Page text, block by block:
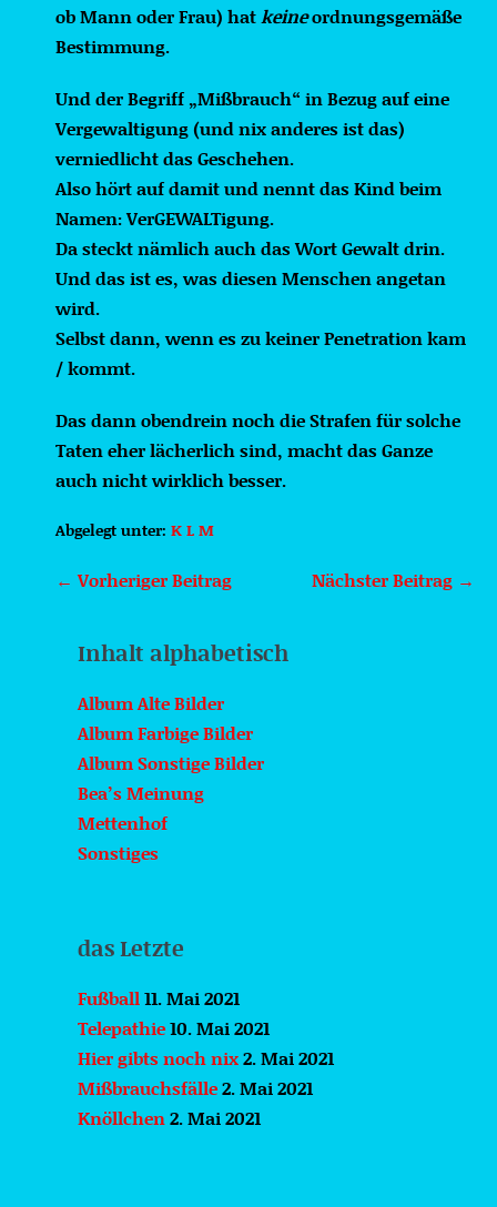
ob Mann oder Frau) hatkeineordnungsgemäße
Bestimmung.
Und der Begriff „Mißbrauch“ in Bezug auf eine
Vergewaltigung (und nix anderes ist das)
verniedlicht das Geschehen.
Also hört auf damit und nennt das Kind beim
Namen: VerGEWALTigung.
Da steckt nämlich auch das Wort Gewalt drin.
Und das ist es, was diesen Menschen angetan
wird.
Selbst dann, wenn es zu keiner Penetration kam
/ kommt.
Das dann obendrein noch die Strafen für solche
Taten eher lächerlich sind, macht das Ganze
auch nicht wirklich besser.
Abgelegt unter: K L M
Beitragsnavigation
← Vorheriger Beitrag Nächster Beitrag →
Inhalt alphabetisch
Album Alte Bilder
Album Farbige Bilder
Album Sonstige Bilder
Bea’s Meinung
Mettenhof
Sonstiges
das Letzte
Fußball11. Mai 2021
Telepathie10. Mai 2021
Hier gibts noch nix2. Mai 2021
Mißbrauchsfälle2. Mai 2021
Knöllchen2. Mai 2021